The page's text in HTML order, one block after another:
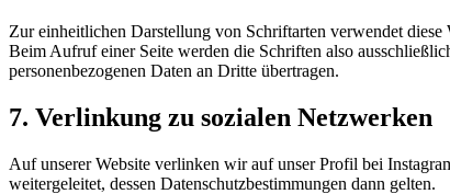
Zur einheitlichen Darstellung von Schriftarten verwendet
Beim Aufruf einer Seite werden die Schriften also
personenbezogenen Daten an Dritte übertragen.
7. Verlinkung zu sozialen Netzwerken
Auf unserer Website verlinken wir auf unser Profil bei
weitergeleitet, dessen Datenschutzbestimmungen dann gelten.